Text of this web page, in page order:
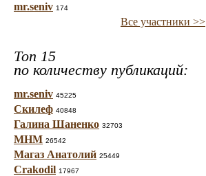
mr.seniv 174
Все участники >>
Топ 15
по количеству публикаций:
mr.seniv 45225
Скилеф 40848
Галина Шаненко 32703
МНМ 26542
Магаз Анатолий 25449
Crakodil 17967